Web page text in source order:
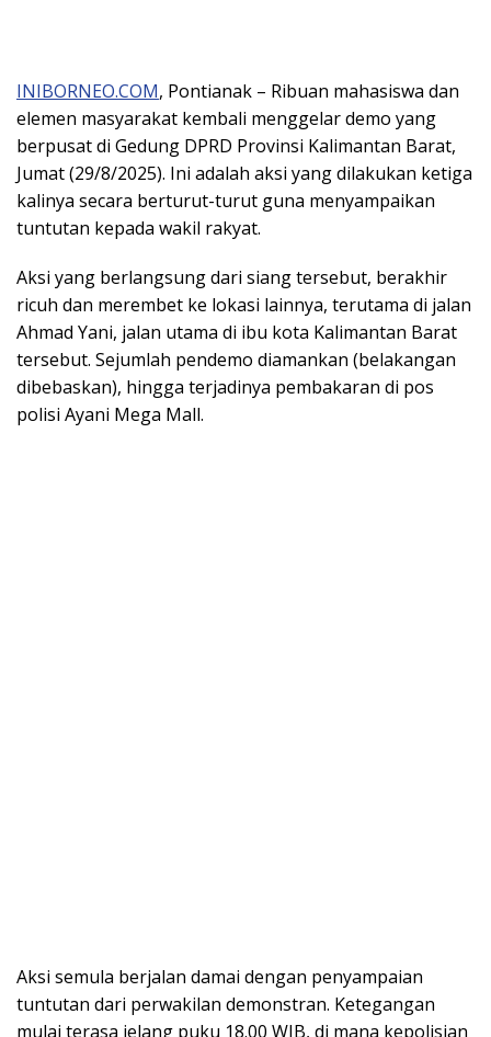
INIBORNEO.COM, Pontianak – Ribuan mahasiswa dan
elemen masyarakat kembali menggelar demo yang
berpusat di Gedung DPRD Provinsi Kalimantan Barat,
Jumat (29/8/2025). Ini adalah aksi yang dilakukan ketiga
kalinya secara berturut-turut guna menyampaikan
tuntutan kepada wakil rakyat.
Aksi yang berlangsung dari siang tersebut, berakhir
ricuh dan merembet ke lokasi lainnya, terutama di jalan
Ahmad Yani, jalan utama di ibu kota Kalimantan Barat
tersebut. Sejumlah pendemo diamankan (belakangan
dibebaskan), hingga terjadinya pembakaran di pos
polisi Ayani Mega Mall.
Aksi semula berjalan damai dengan penyampaian
tuntutan dari perwakilan demonstran. Ketegangan
mulai terasa jelang puku 18.00 WIB, di mana kepolisian